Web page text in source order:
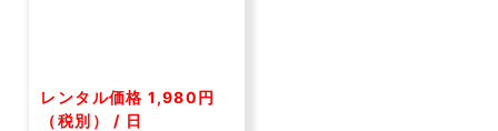
レンタル価格 1,980円
（税別） / 日